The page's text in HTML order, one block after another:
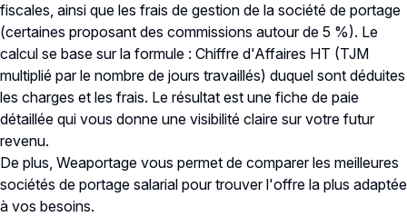
fiscales, ainsi que les frais de gestion de la société de portage
(certaines proposant des commissions autour de 5 %). Le
calcul se base sur la formule : Chiffre d'Affaires HT (TJM
multiplié par le nombre de jours travaillés) duquel sont déduites
les charges et les frais. Le résultat est une fiche de paie
détaillée qui vous donne une visibilité claire sur votre futur
revenu.
De plus, Weaportage vous permet de comparer les meilleures
sociétés de portage salarial pour trouver l'offre la plus adaptée
à vos besoins.